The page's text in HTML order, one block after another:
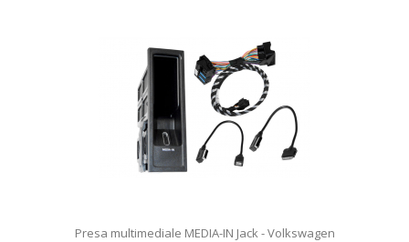
Presa multimediale MEDIA-IN Jack - Volkswagen